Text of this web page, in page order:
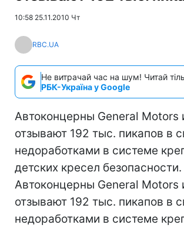
10:58 25.11.2010 Чт
RBC.UA
Не витрачай час на шум! Читай
РБК-Україна у Google
Автоконцерны General Motors
отзывают 192 тыс. пикапов в
недоработками в системе
детских кресел безопасности.
Автоконцерны General Motors
отзывают 192 тыс. пикапов в
недоработками в системе